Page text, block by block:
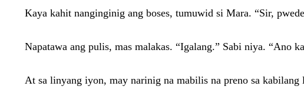
Kaya kahit nanginginig ang boses, tumuwid si Mara. “Sir,
Napatawa ang pulis, mas malakas. “Igalang.” Sabi niya. “Ano
At sa linyang iyon, may narinig na mabilis na preno sa kabilang